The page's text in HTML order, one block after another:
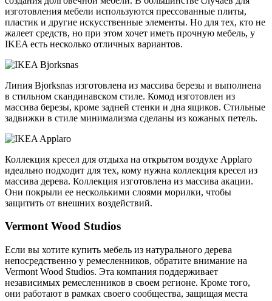
изготовления мебели используются прессованные плиты,
пластик и другие искусственные элементы. Но для тех, кто не
жалеет средств, но при этом хочет иметь прочную мебель, у
IKEA есть несколько отличных вариантов.
Линия Bjorksnas изготовлена из массива березы и выполнена
в стильном скандинавском стиле. Комод изготовлен из
массива березы, кроме задней стенки и дна ящиков. Стильные
задвижки в стиле минимализма сделаны из кожаных петель.
Коллекция кресел для отдыха на открытом воздухе Applaro
идеально подходит для тех, кому нужна коллекция кресел из
массива дерева. Коллекция изготовлена из массива акации.
Они покрыли ее несколькими слоями морилки, чтобы
защитить от внешних воздействий.
Vermont Wood Studios
Если вы хотите купить мебель из натурального дерева
непосредственно у ремесленников, обратите внимание на
Vermont Wood Studios. Эта компания поддерживает
независимых ремесленников в своем регионе. Кроме того,
они работают в рамках своего сообщества, защищая места